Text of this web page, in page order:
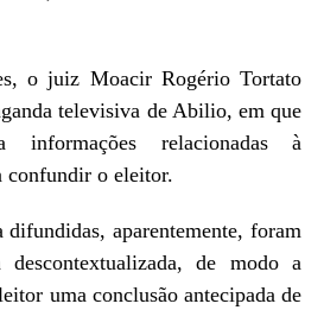
o juiz Moacir Rogério Tortato
televisiva de Abilio, em que
informações relacionadas à
confundir o eleitor.
aparentemente, foram
descontextualizada, de modo a
uma conclusão antecipada de